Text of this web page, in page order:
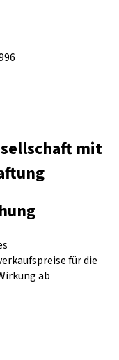
mit
für die
ab